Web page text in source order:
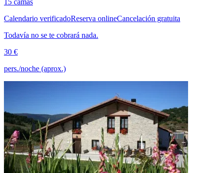
15 camas
Calendario verificadoReserva onlineCancelación gratuita
Todavía no se te cobrará nada.
30 €
pers./noche (aprox.)